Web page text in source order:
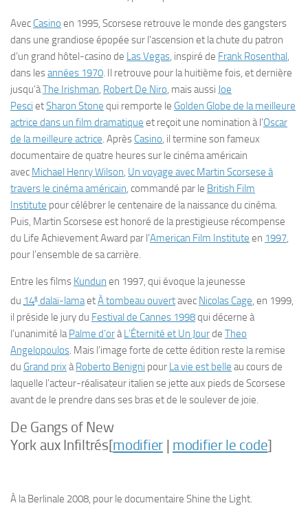
Avec Casino en 1995, Scorsese retrouve le monde des gangsters
dans une grandiose épopée sur l’ascension et la chute du patron
d’un grand hôtel-casino de Las Vegas, inspiré de Frank Rosenthal,
dans lesannées 1970. Il retrouve pour la huitième fois, et dernière
jusqu’àThe Irishman, Robert De Niro, mais aussi Joe
Pesci etSharon Stone qui remporte le Golden Globe de la meilleure
actrice dans un film dramatique et reçoit une nomination à l’Oscar
de la meilleure actrice. Après Casino, il termine son fameux
documentaire de quatre heures sur le cinéma américain
avec Michael Henry Wilson, Un voyage avec Martin Scorsese à
travers le cinéma américain, commandé par le British Film
Institute pour célébrer le centenaire de la naissance du cinéma.
Puis, Martin Scorsese est honoré de la prestigieuse récompense
du Life Achievement Award par l’American Film Institute en 1997,
pour l’ensemble de sa carrière.
Entre les films Kundun en 1997, qui évoque la jeunesse
du 14e dalaï-lamaetÀ tombeau ouvertavec Nicolas Cage, en 1999,
il préside le jury du Festival de Cannes 1998qui décerne à
l’unanimité laPalme d’oràL’Éternité et Un Jourde Theo
Angelopoulos. Mais l’image forte de cette édition reste la remise
du Grand prix àRoberto Benigni pour La vie est belle au cours de
laquelle l’acteur-réalisateur italien se jette aux pieds de Scorsese
avant de le prendre dans ses bras et de le soulever de joie.
De Gangs of New
Yorkaux Infiltrés[modifier| modifier le code]
À la Berlinale 2008, pour le documentaire Shine the Light.